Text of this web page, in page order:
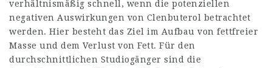
verhältnismäßig schnell, wenn die potenziellen
negativen Auswirkungen von Clenbuterol betrachtet
werden. Hier besteht das Ziel im Aufbau von fettfreier
Masse und dem Verlust von Fett. Für den
durchschnittlichen Studiogänger sind die